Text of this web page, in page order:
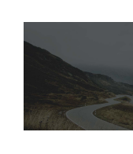
Packaging
Gabarits